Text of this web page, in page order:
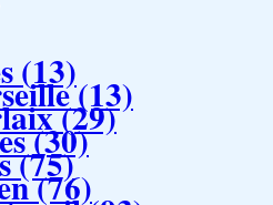
(13)(13)
(29)
(30)
(75)
(76)